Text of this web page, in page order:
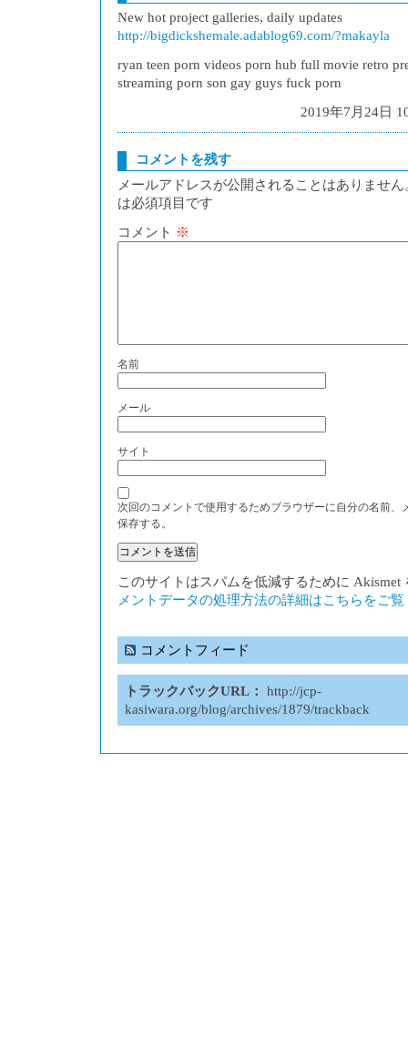
New hot project galleries, daily updates
http://bigdickshemale.adablog69.com/?makayla
ryan teen porn videos porn hub full movie retro
streaming porn son gay guys fuck porn
2019年7月24日
コメントを残す
メールアドレスが公開されることはありません
は必須項目です
コメント ※
名前
メール
サイト
次回のコメントで使用するためブラウザーに自分の名前、
保存する。
このサイトはスパムを低減するために Akismet
メントデータの処理方法の詳細はこちらをご
コメントフィード
トラックバックURL：
http://jcp-
kasiwara.org/blog/archives/1879/trackback